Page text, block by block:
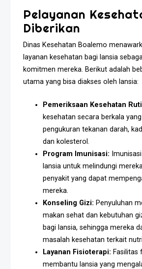
Pelayanan
Diberikan
Dinas Kesehatan Boalemo
layanan kesehatan bagi lansia
komitmen mereka. Berikut adalah
utama yang bisa diakses oleh lansia:
Pemeriksaan Kesehatan
kesehatan secara berkala
pengukuran tekanan darah,
dan kolesterol.
Program Imunisasi:
lansia untuk melindungi
penyakit yang dapat
mereka.
Konseling Gizi: Penyuluhan
makan sehat dan kebutuhan
bagi lansia, sehingga mereka
masalah kesehatan terkait
Layanan Fisioterapi: Fasilitas
membantu lansia yang